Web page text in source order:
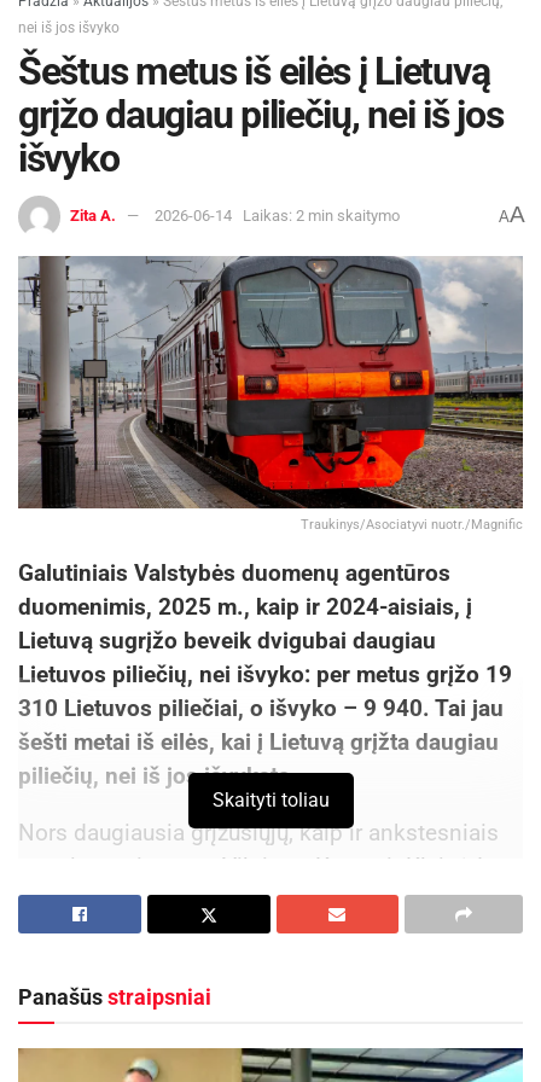
nei iš jos išvyko
Šeštus metus iš eilės į Lietuvą
grįžo daugiau piliečių, nei iš jos
išvyko
Zita A. 2026-06-14 Laikas: 2 min skaitymo AA
Traukinys/Asociatyvi nuotr./Magnific
Galutiniais Valstybės duomenų agentūros
duomenimis, 2025 m., kaip ir 2024-aisiais, į
Lietuvą sugrįžo beveik dvigubai daugiau
Lietuvos piliečių, nei išvyko: per metus grįžo 19
310 Lietuvos piliečiai, o išvyko – 9 940. Tai jau
šešti metai iš eilės, kai į Lietuvą grįžta daugiau
piliečių, nei iš jos išvyksta.
Nors daugiausia grįžusiųjų, kaip ir ankstesniais
metais, apsigyveno Vilniaus, Kauno ir Klaipėdos
miestų ir rajonų savivaldybėse, vertinant
sugrįžusiųjų skaičių, tenkantį vienam
pagal šį rodiklį pirmauja mažosios Lietuvos
Skaityti toliau
Panašūsstraipsniai